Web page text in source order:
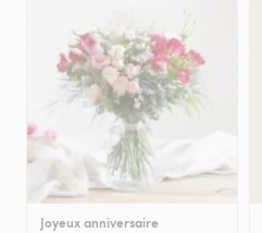
Joyeux anniversaire